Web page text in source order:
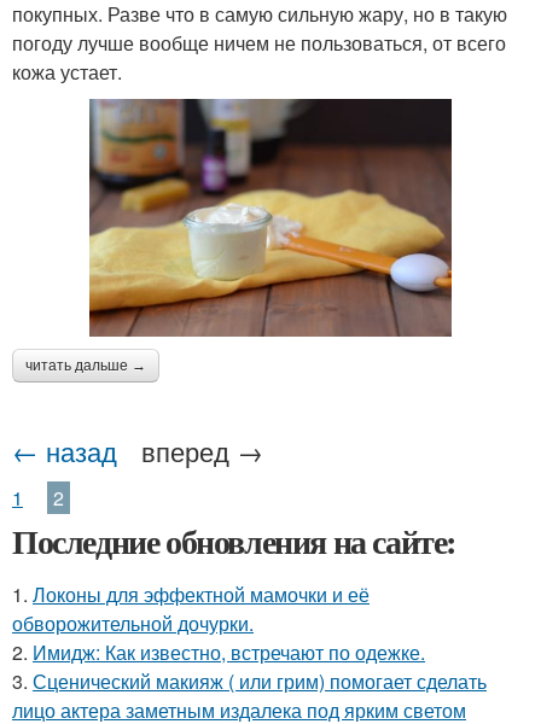
покупных. Разве что в самую сильную жару, но в такую
погоду лучше вообще ничем не пользоваться, от всего
кожа устает.
читать дальше →
← назад вперед →
1 2
Последние обновления на сайте:
1. Локоны для эффектной мамочки и её
обворожительной дочурки.
2. Имидж: Как известно, встречают по одежке.
3. Сценический макияж ( или грим) помогает сделать
лицо актера заметным издалека под ярким светом